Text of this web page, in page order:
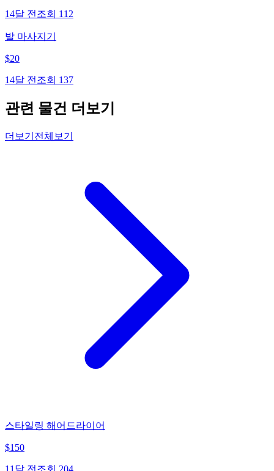
14달 전 조회 112
발 마사지기
$20
14달 전 조회 137
관련 물건 더보기
더보기 전체보기
스타일링 해어드라이어
$150